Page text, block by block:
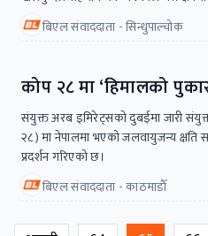
बिएल संवाददाता - सिन्धुपाल्चोक
कोप २८ मा ‘हिमालको
संयुक्त अरब इमिरेट्सको दुबईमा जारी
२८) मा नेपालमा भएको जलवायुजन्य क्षति
प्रदर्शन गरिएको छ।
बिएल संवाददाता - काठमाडाैँ